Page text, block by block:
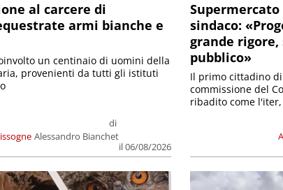
al carcere di
armi bianche e
di
Alessandro Bianchet
il 06/08/2026
un centinaio di uomini della
provenienti da tutti gli istituti
sindaco:
grande rigore,
pubblico»
Il primo cittadino
commissione del
ribadito come